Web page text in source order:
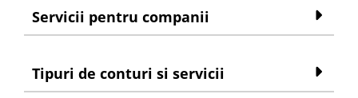
Servicii pentru companii
Tipuri de conturi si servicii